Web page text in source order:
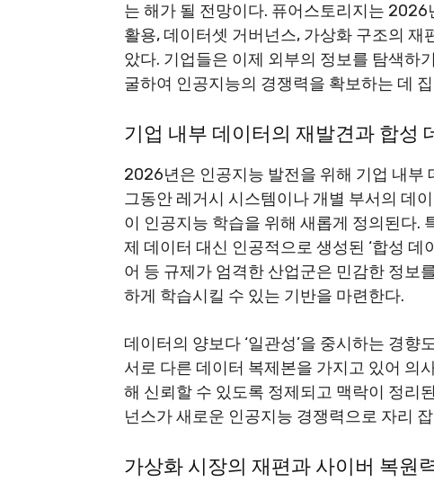
는 해가 될 전망이다. 퓨어스토리지는
활용, 데이터셋 거버넌스, 가상화 구조의
았다. 기업들은 이제 외부의 정보를 탐색하
굴하여 인공지능의 경쟁력을 확보하는 데
기업 내부 데이터의 재발견과 합성
2026년은 인공지능 발전을 위해 기업 내부
그동안 레거시 시스템이나 개별 부서의 데
이 인공지능 학습을 위해 새롭게 정의된다.
제 데이터 대신 인공적으로 생성된 ‘합성
어 등 규제가 엄격한 산업군은 민감한 정보
하게 학습시킬 수 있는 기반을 마련한다.
데이터의 양보다 ‘일관성’을 중시하는 경
서로 다른 데이터 복제본을 가지고 있어 의
해 신뢰할 수 있도록 정제되고 맥락이 정리
넌스가 새로운 인공지능 경쟁력으로 자리
가상화 시장의 재편과 사이버 복원